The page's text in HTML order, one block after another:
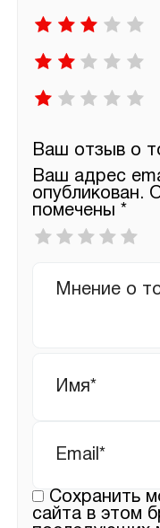
Ваш отзыв о
Ваш адрес
опубликован.
помечены *
Ваша
оценка
отзыв
Сохранить
сайта в этом